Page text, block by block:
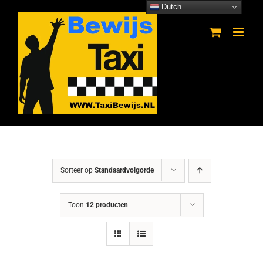
Sorteer op Standaardvolgorde
Toon 12 producten
Dutch